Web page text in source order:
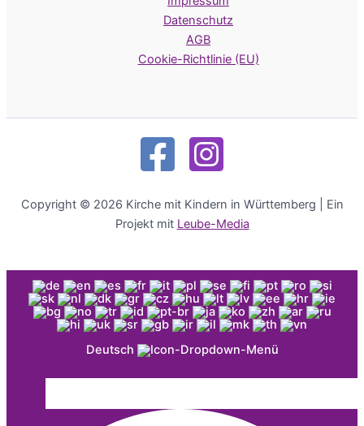
Datenschutz
AGB
Cookie-Richtlinie (EU)
Copyright © 2026 Kirche mit Kindern in Württemberg | Ein
Projekt mit Leube-Media
Deutsch